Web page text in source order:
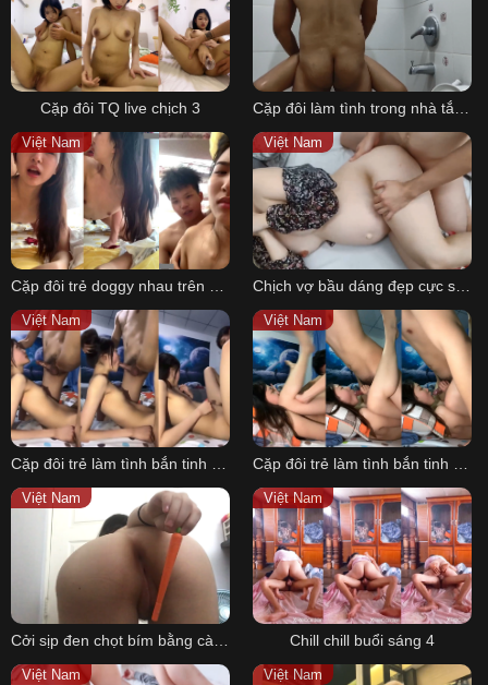
Cặp đôi TQ live chịch 3 Cặp đôi làm tình trong nhà tắm dưới vòi sen nước chảy
Việt Nam Việt Nam
Việt Nam Việt Nam
Việt Nam
Cởi sịp đen chọt bím bằng cà rốt nho
Việt Nam
Chill chill buổi sáng 4
Việt Nam Việt Nam